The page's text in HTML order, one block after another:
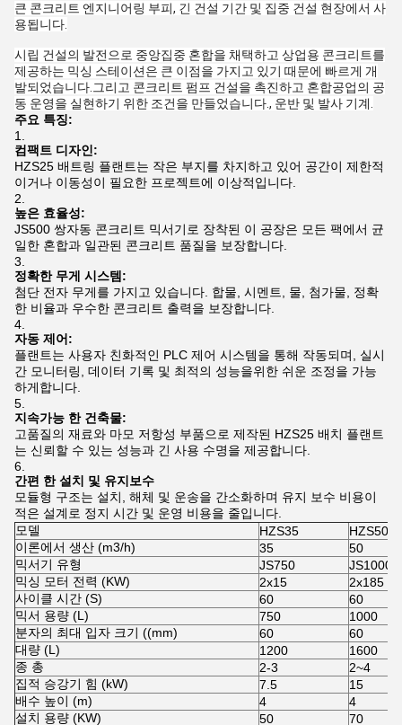
큰 콘크리트 엔지니어링 부피, 긴 건설 기간 및 집중 건설 현장에서 사
용됩니다.
시립 건설의 발전으로 중앙집중 혼합을 채택하고 상업용 콘크리트를
제공하는 믹싱 스테이션은 큰 이점을 가지고 있기 때문에 빠르게 개
발되었습니다.그리고 콘크리트 펌프 건설을 촉진하고 혼합공업의 공
동 운영을 실현하기 위한 조건을 만들었습니다., 운반 및 발사 기계.
주요 특징:
컴팩트 디자인:
HZS25 배트링 플랜트는 작은 부지를 차지하고 있어 공간이 제한적
이거나 이동성이 필요한 프로젝트에 이상적입니다.
높은 효율성:
JS500 쌍자동 콘크리트 믹서기로 장착된 이 공장은 모든 팩에서 균
일한 혼합과 일관된 콘크리트 품질을 보장합니다.
정확한 무게 시스템:
첨단 전자 무게를 가지고 있습니다. 합물, 시멘트, 물, 첨가물, 정확
한 비율과 우수한 콘크리트 출력을 보장합니다.
자동 제어:
플랜트는 사용자 친화적인 PLC 제어 시스템을 통해 작동되며, 실시
간 모니터링, 데이터 기록 및 최적의 성능을위한 쉬운 조정을 가능
하게합니다.
지속가능 한 건축물:
고품질의 재료와 마모 저항성 부품으로 제작된 HZS25 배치 플랜트
는 신뢰할 수 있는 성능과 긴 사용 수명을 제공합니다.
간편 한 설치 및 유지보수
모듈형 구조는 설치, 해체 및 운송을 간소화하며 유지 보수 비용이
적은 설계로 정지 시간 및 운영 비용을 줄입니다.
모델
HZS35
HZS50
이론에서 생산 (m3/h)
35
50
믹서기 유형
JS750
JS1000
믹싱 모터 전력 (KW)
2x15
2x185
사이클 시간 (S)
60
60
믹서 용량 (L)
750
1000
분자의 최대 입자 크기 ((mm)
60
60
대량 (L)
1200
1600
종 총
2-3
2~4
집적 승강기 힘 (kW)
7.5
15
배수 높이 (m)
4
4
설치 용량 (KW)
50 70